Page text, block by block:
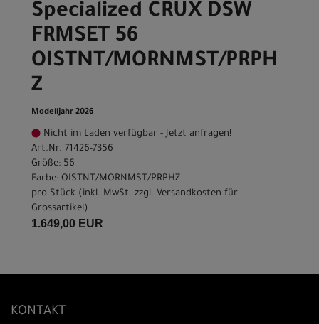
Specialized CRUX DSW
FRMSET 56
OISTNT/MORNMST/PRPH
Z
Modelljahr 2026
Nicht im Laden verfügbar - Jetzt anfragen!
Art.Nr. 71426-7356
Größe: 56
Farbe: OISTNT/MORNMST/PRPHZ
pro Stück (inkl. MwSt. zzgl. Versandkosten für
Grossartikel)
1.649,00 EUR
KONTAKT